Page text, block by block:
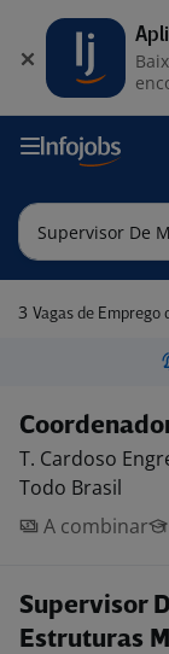
3 Vagas de Emprego de
T. Cardoso
Todo Brasil
A combinar
Supervisor
Estruturas